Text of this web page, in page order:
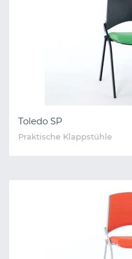
Toledo SP
Praktische Klappstühle